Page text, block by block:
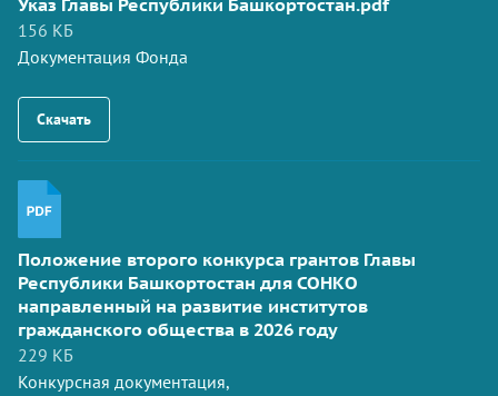
Указ Главы Республики Башкортостан.pdf
156 КБ
Документация Фонда
Скачать
Положение второго конкурса грантов Главы
Республики Башкортостан для СОНКО
направленный на развитие институтов
гражданского общества в 2026 году
229 КБ
Конкурсная документация,